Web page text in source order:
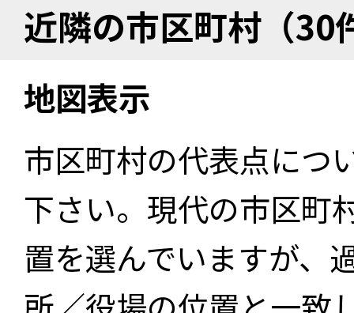
近隣の市区町村（30
地図表示
市区町村の代表点につ
下さい。現代の市区町
置を選んでいますが、